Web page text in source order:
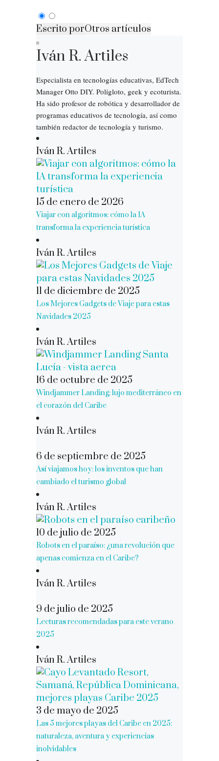
Escrito porOtros artículos
Iván R. Artiles
Especialista en tecnologías educativas, EdTech
Manager Otto DIY. Polígloto, geek y ecoturista.
Ha sido profesor de robótica y desarrollador de
programas educativos de tecnología, así como
también redactor de tecnología y turismo.
Iván R. Artiles
15 de enero de 2026
Viajar con algoritmos: cómo la IA
transforma la experiencia turística
Iván R. Artiles
11 de diciembre de 2025
Los Mejores Gadgets de Viaje para estas
Navidades 2025
Iván R. Artiles
16 de octubre de 2025
Windjammer Landing: lujo mediterráneo en
el corazón del Caribe
Iván R. Artiles
6 de septiembre de 2025
Así viajamos hoy: los inventos que han
cambiado el turismo global
Iván R. Artiles
10 de julio de 2025
Robots en el paraíso: ¿una revolución que
apenas comienza en el Caribe?
Iván R. Artiles
9 de julio de 2025
Lecturas recomendadas para este verano
2025
Iván R. Artiles
3 de mayo de 2025
Las 5 mejores playas del Caribe en 2025:
naturaleza, aventura y experiencias
inolvidables